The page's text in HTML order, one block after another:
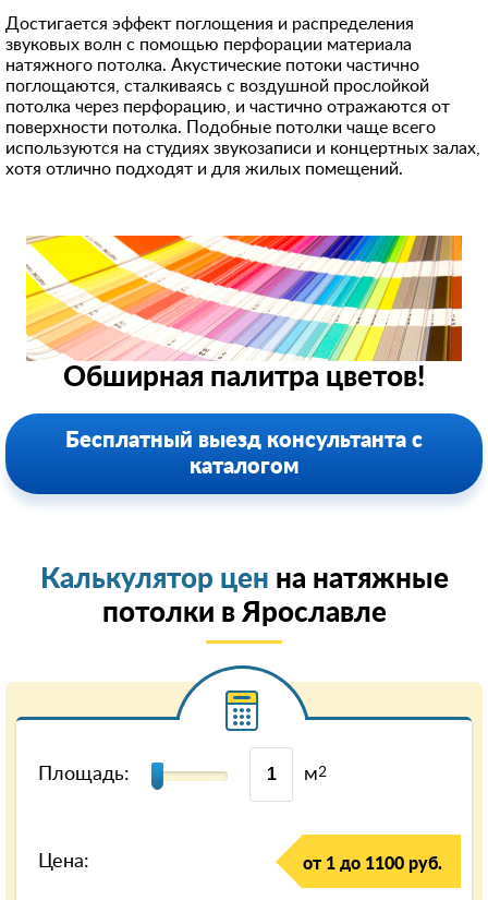
Достигается эффект поглощения и распределения
звуковых волн с помощью перфорации материала
натяжного потолка. Акустические потоки частично
поглощаются, сталкиваясь с воздушной прослойкой
потолка через перфорацию, и частично отражаются от
поверхности потолка. Подобные потолки чаще всего
используются на студиях звукозаписи и концертных залах,
хотя отлично подходят и для жилых помещений.
Обширная палитра цветов!
Бесплатный выезд консультанта с
каталогом
Калькулятор цен на натяжные
потолки в Ярославле
Площадь: м2
Цена: от 1 до 1100 руб.